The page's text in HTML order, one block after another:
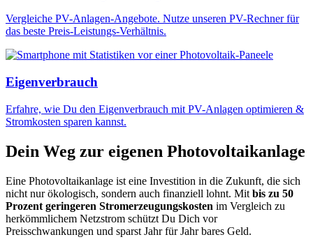
Vergleiche PV-Anlagen-Angebote. Nutze unseren PV-Rechner für
das beste Preis-Leistungs-Verhältnis.
Eigenverbrauch
Erfahre, wie Du den Eigenverbrauch mit PV-Anlagen optimieren &
Stromkosten sparen kannst.
Dein Weg zur eigenen Photovoltaikanlage
Eine Photovoltaikanlage ist eine Investition in die Zukunft, die sich
nicht nur ökologisch, sondern auch finanziell lohnt. Mit bis zu 50
Prozent geringeren Stromerzeugungskosten im Vergleich zu
herkömmlichem Netzstrom schützt Du Dich vor
Preisschwankungen und sparst Jahr für Jahr bares Geld.